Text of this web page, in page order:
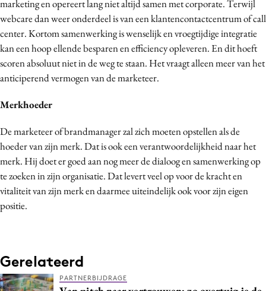
marketing en opereert lang niet altijd samen met corporate. Terwijl
webcare dan weer onderdeel is van een klantencontactcentrum of call
center. Kortom samenwerking is wenselijk en vroegtijdige integratie
kan een hoop ellende besparen en efficiency opleveren. En dit hoeft
scoren absoluut niet in de weg te staan. Het vraagt alleen meer van het
anticiperend vermogen van de marketeer.
Merkhoeder
De marketeer of brandmanager zal zich moeten opstellen als de
hoeder van zijn merk. Dat is ook een verantwoordelijkheid naar het
merk. Hij doet er goed aan nog meer de dialoog en samenwerking op
te zoeken in zijn organisatie. Dat levert veel op voor de kracht en
vitaliteit van zijn merk en daarmee uiteindelijk ook voor zijn eigen
positie.
Gerelateerd
PARTNERBIJDRAGE